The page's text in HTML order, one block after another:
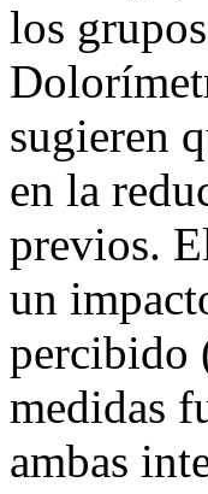
los
sugieren
en la
previos.
un
percibido
medidas
ambas